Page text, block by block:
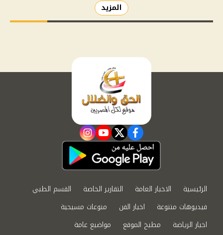
المزيد
facebook
twitter
youtube
instagram
الرئيسية الاخبار العامة التقارير الخاصة
القسم الطبي
فيديوهات متنوعة
اخبار الفن
منوعات مسيحية
اخبار الرياضة
مطبخ الموقع مواضيع عامة